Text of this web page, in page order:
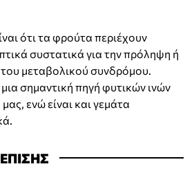
ότι τα φρούτα περιέχουν
συστατικά για την πρόληψη ή
του μεταβολικού συνδρόμου.
σημαντική πηγή φυτικών ινών
ενώ είναι και γεμάτα